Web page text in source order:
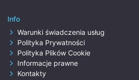
Info
Warunki świadczenia usług
Polityka Prywatności
Polityka Plików Cookie
Informacje prawne
Kontakty